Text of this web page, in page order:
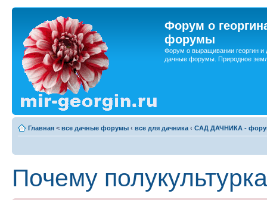
Форум о
форумы
Форум о выращивании георгин и
дачные форумы. Природное
Главная < все дачные форумы ‹ все для дачника ‹ САД ДАЧНИКА -
Почему